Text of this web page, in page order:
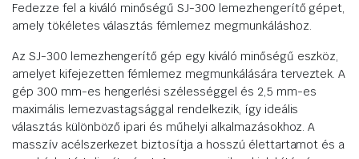
Fedezze fel a kiváló minőségű SJ-300 lemezhengerítő gépet,
amely tökéletes választás fémlemez megmunkáláshoz.
Az SJ-300 lemezhengerítő gép egy kiváló minőségű eszköz,
amelyet kifejezetten fémlemez megmunkálására terveztek. A
gép 300 mm-es hengerlési szélességgel és 2,5 mm-es
maximális lemezvastagsággal rendelkezik, így ideális
választás különböző ipari és műhelyi alkalmazásokhoz. A
masszív acélszerkezet biztosítja a hosszú élettartamot és a